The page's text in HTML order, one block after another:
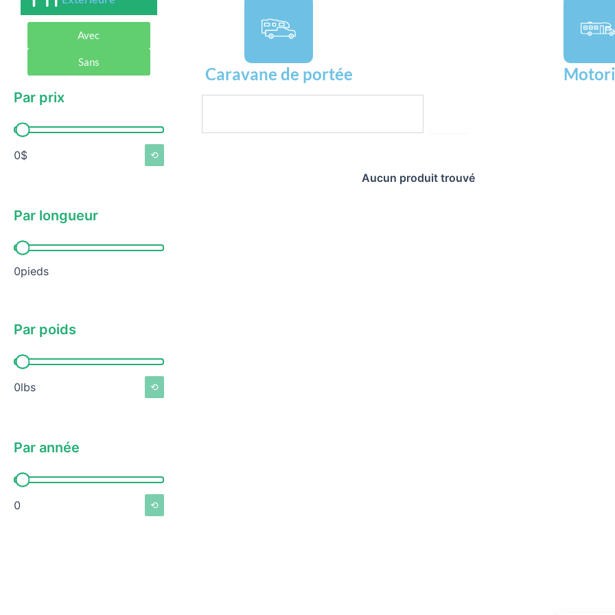
Avec
Sans
Par prix
Par prix
0$ ⟲
Par longueur
Par longueur
0pieds
Par poids
Par poids
0lbs ⟲
Par année
Par année
0 ⟲
Caravane de portée
Aucun produit trouvé